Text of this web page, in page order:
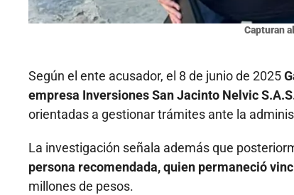
Capturan
Según el ente acusador, el 8 de junio de 2025
empresa Inversiones San Jacinto Nelvic
orientadas a gestionar trámites ante la
La investigación señala además que
persona recomendada, quien permaneció
millones de pesos.